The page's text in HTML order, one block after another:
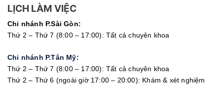
LỊCH LÀM VIỆC
Chi nhánh P.Sài Gòn:
Thứ 2 – Thứ 7 (8:00 – 17:00): Tất cả chuyên khoa
Chi nhánh P.Tân Mỹ:
Thứ 2 – Thứ 7 (8:00 – 17:00): Tất cả chuyên khoa
Thứ 2 – Thứ 6 (ngoài giờ 17:00 – 20:00): Khám & xét nghiệm